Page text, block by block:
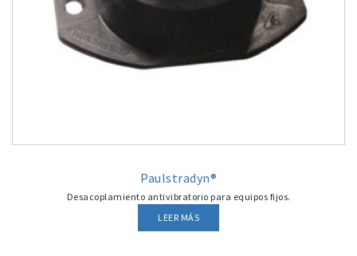
Paulstradyn®
Desacoplamiento antivibratorio para equipos fijos.
LEER MÁS